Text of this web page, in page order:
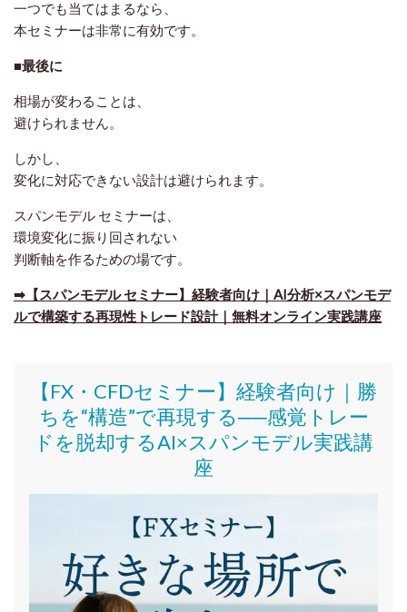
一つでも当てはまるなら、
本セミナーは非常に有効です。
■最後に
相場が変わることは、
避けられません。
しかし、
変化に対応できない設計は避けられます。
スパンモデル セミナーは、
環境変化に振り回されない
判断軸を作るための場です。
➡【スパンモデル セミナー】経験者向け｜AI分析×スパンモデ
ルで構築する再現性トレード設計｜無料オンライン実践講座
【FX・CFDセミナー】 経験者向け｜ 勝
ちを“構造”で再現する──感覚トレー
ドを脱却するAI×スパンモデル実践講
座